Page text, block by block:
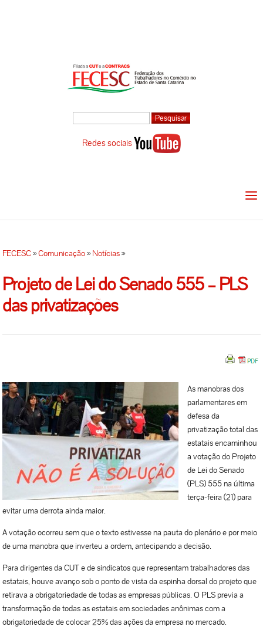
Redes sociais
FECESC»Comunicação»Notícias»
Projeto de Lei do Senado 555 – PLS
das privatizações
As manobras dos
parlamentares em
defesa da
privatização total das
estatais encaminhou
a votação do Projeto
de Lei do Senado
(PLS) 555 na última
terça-feira (21) para
evitar uma derrota ainda maior.
A votação ocorreu sem que o texto estivesse na pauta do plenário e por meio
de uma manobra que inverteu a ordem, antecipando a decisão.
Para dirigentes da CUT e de sindicatos que representam trabalhadores das
estatais, houve avanço sob o ponto de vista da espinha dorsal do projeto que
retirava a obrigatoriedade de todas as empresas públicas. O PLS previa a
transformação de todas as estatais em sociedades anônimas com a
obrigatoriedade de colocar 25% das ações da empresa no mercado.